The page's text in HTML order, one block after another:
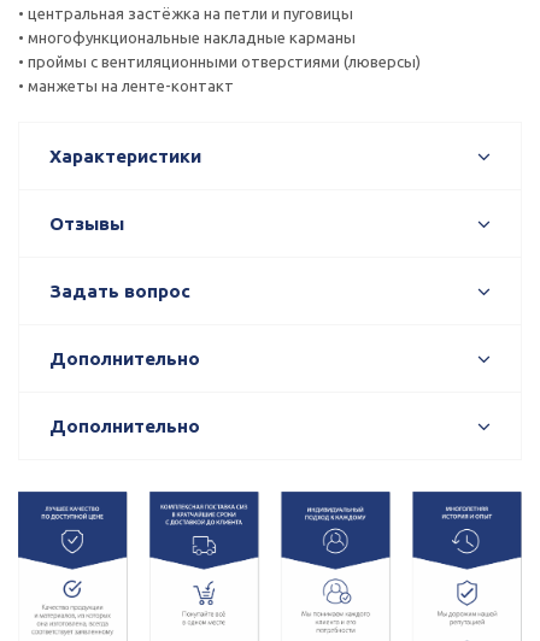
• центральная застёжка на петли и пуговицы
• многофункциональные накладные карманы
• проймы с вентиляционными отверстиями (люверсы)
• манжеты на ленте-контакт
Характеристики
Отзывы
Задать вопрос
Дополнительно
Дополнительно